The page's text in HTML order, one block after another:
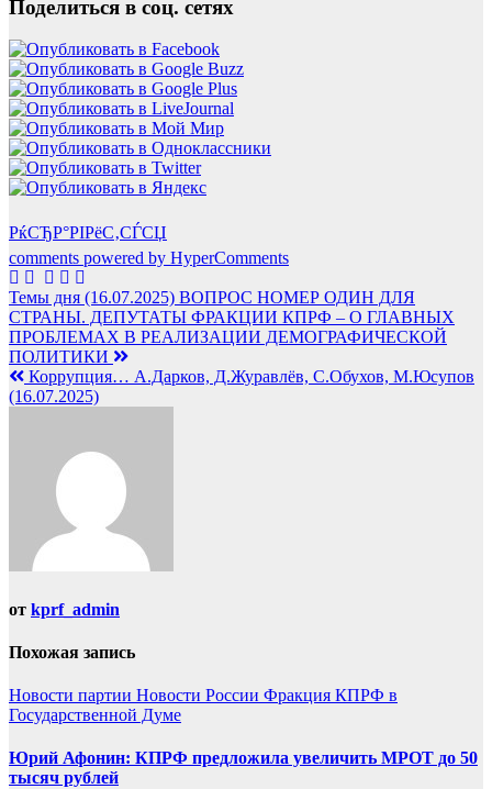
Поделиться в соц. сетях
РќСЂР°РІРёС‚СЃСЏ
comments powered by HyperComments
Навигация
по
записям
Темы дня (16.07.2025) ВОПРОС НОМЕР ОДИН ДЛЯ
СТРАНЫ. ДЕПУТАТЫ ФРАКЦИИ КПРФ – О ГЛАВНЫХ
ПРОБЛЕМАХ В РЕАЛИЗАЦИИ ДЕМОГРАФИЧЕСКОЙ
ПОЛИТИКИ
Коррупция… А.Дарков, Д.Журавлёв, С.Обухов, М.Юсупов
(16.07.2025)
от kprf_admin
Похожая запись
Новости партии Новости России Фракция КПРФ в
Государственной Думе
Юрий Афонин: КПРФ предложила увеличить МРОТ до 50
тысяч рублей